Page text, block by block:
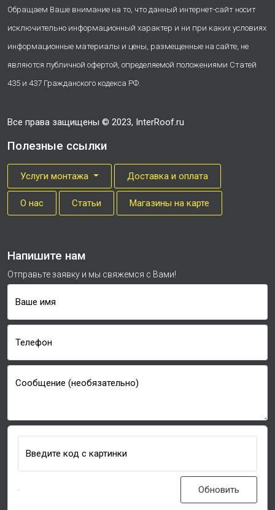
Обращаем Ваше внимание на то, что данный интернет-сайт носит
исключительно информационный характер и ни при каких условиях
информационные материалы и цены, размещенные на сайте, не
являются публичной офертой, определяемой положениями Статей
435 и 437 Гражданского кодекса РФ.
Все права защищены © 2023, InterRoof.ru
Полезные ссылки
Услуги монтажа Доставка и оплата
О нас Cтатьи Магазины на карте
Напишите нам
Отправьте заявку и мы свяжемся с Вами!
Ваше имя
Телефон
Сообщение (необязательно)
Введите код с картинки
Обновить